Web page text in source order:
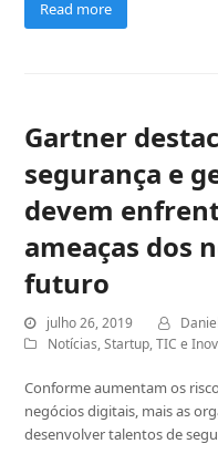
Read more
Gartner
segurança e
devem
ameaças dos
futuro
julho 26, 2019
Notícias,Startup,TIC e
Conforme aumentam os
negócios digitais, mais as
desenvolver talentos de